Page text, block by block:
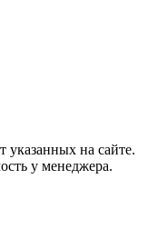
указанных на сайте.
у менеджера.